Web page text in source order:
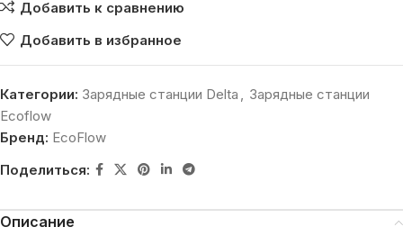
Добавить к сравнению
Добавить в избранное
Категории: Зарядные станции Delta , Зарядные станции
Ecoflow
Бренд: EcoFlow
Поделиться:
Описание